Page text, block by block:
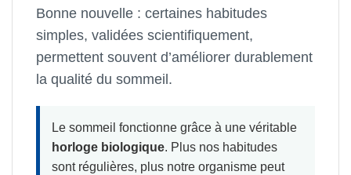
Bonne nouvelle : certaines habitudes
simples, validées scientifiquement,
permettent souvent d’améliorer durablement
la qualité du sommeil.
Le sommeil fonctionne grâce à une véritable
horloge biologique. Plus nos habitudes
sont régulières, plus notre organisme peut